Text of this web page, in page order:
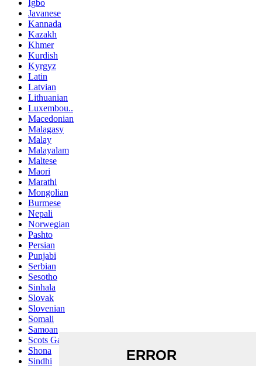
Igbo
Javanese
Kannada
Kazakh
Khmer
Kurdish
Kyrgyz
Latin
Latvian
Lithuanian
Luxembou..
Macedonian
Malagasy
Malay
Malayalam
Maltese
Maori
Marathi
Mongolian
Burmese
Nepali
Norwegian
Pashto
Persian
Punjabi
Serbian
Sesotho
Sinhala
Slovak
Slovenian
Somali
Samoan
Scots Gaelic
Shona
Sindhi